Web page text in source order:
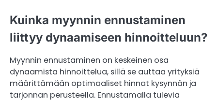
Kuinka myynnin ennustaminen
liittyy dynaamiseen hinnoitteluun?
Myynnin ennustaminen on keskeinen osa
dynaamista hinnoittelua, sillä se auttaa yrityksiä
määrittämään optimaaliset hinnat kysynnän ja
tarjonnan perusteella. Ennustamalla tulevia